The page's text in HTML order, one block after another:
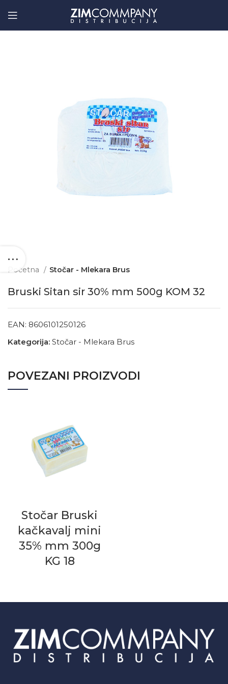
Početna Stočar - Mlekara Brus
Bruski Sitan sir 30% mm 500g KOM 32
EAN: 8606101250126
Kategorija: Stočar - Mlekara Brus
POVEZANI PROIZVODI
Stočar Bruski
kačkavalj mini
35% mm 300g
KG 18